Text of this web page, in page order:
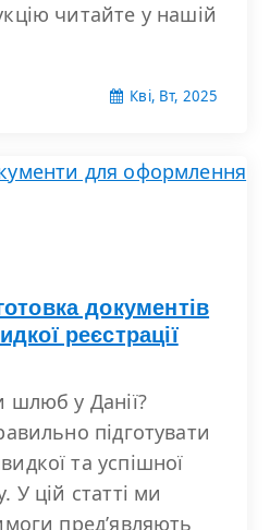
читайте у нашій
Кві, Вт, 2025
документів
реєстрації
шлюб у Данії?
підготувати
та успішної
У цій статті ми
пред’являють